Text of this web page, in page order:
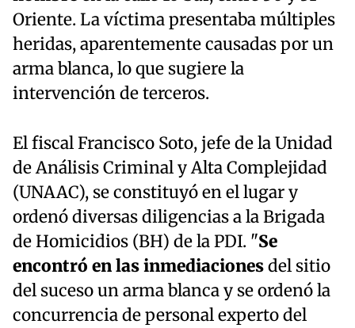
Oriente. La víctima presentaba múltiples
heridas, aparentemente causadas por un
arma blanca, lo que sugiere la
intervención de terceros.
El fiscal Francisco Soto, jefe de la Unidad
de Análisis Criminal y Alta Complejidad
(UNAAC), se constituyó en el lugar y
ordenó diversas diligencias a la Brigada
de Homicidios (BH) de la PDI. "Se
encontró en las inmediacionesdel sitio
del suceso un arma blanca y se ordenó la
concurrencia de personal experto del